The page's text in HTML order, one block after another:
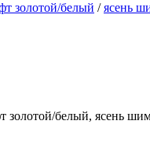
золотой/белый /ясень
золотой/белый, ясень